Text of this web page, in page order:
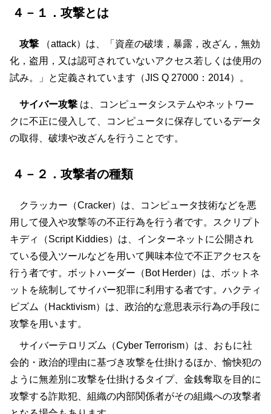
４－１．攻撃とは
攻撃
（attack）は、「資産の破壊，暴露，改ざん，無効
化，盗用，又は認可されていないアクセス若しくは使用の
試み。」と定義されています（JIS Q 27000：2014）。
サイバー攻撃 は、コンピュータシステムやネットワー
クに不正に侵入して、コンピュータに保存しているデータ
の取得、破壊や改ざんを行うことです。
４－２．攻撃者の種類
クラッカー（Cracker）は、コンピュータ技術などを悪
用して侵入や攻撃等の不正行為を行う者です。スクリプト
キディ（Script Kiddies）は、インターネットに公開され
ている侵入ツールなどを用いて興味本位で不正アクセスを
行う者です。ボットハーダー（Bot Herder）は、ボットネ
ットを統制してサイバー犯罪に利用する者です。ハクティ
ビズム（Hacktivism）は、政治的な意思表示行為の手段に
攻撃を用います。
サイバーテロリズム（Cyber Terrorism）は、おもに社
会的・政治的理由に基づき攻撃を仕掛けるほか、愉快犯の
ように無差別に攻撃を仕掛けるタイプ、金銭奪取を目的に
攻撃する詐欺犯、組織の内部関係者がその組織への攻撃者